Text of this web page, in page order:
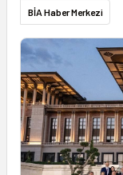
BİA Haber Merkezi